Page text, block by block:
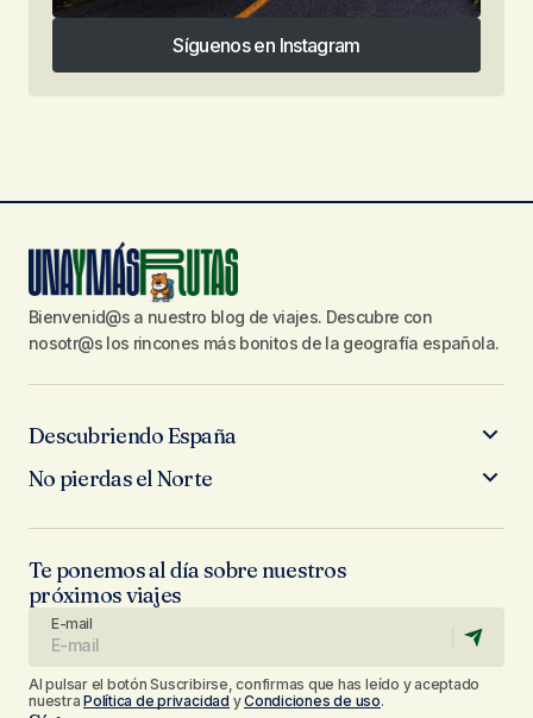
Síguenos en Instagram
Síguenos en Instagram
Bienvenid@s a nuestro blog de viajes. Descubre con
nosotr@s los rincones más bonitos de la geografía española.
Descubriendo España
No pierdas el Norte
Te ponemos al día sobre nuestros
próximos viajes
E-mail
Al pulsar el botón Suscribirse, confirmas que has leído y aceptado
nuestraPolítica de privacidad yCondiciones de uso.